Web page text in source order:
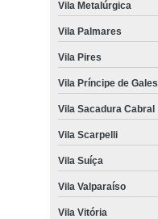
Vila Metalúrgica
Vila Palmares
Vila Pires
Vila Príncipe de Gales
Vila Sacadura Cabral
Vila Scarpelli
Vila Suíça
Vila Valparaíso
Vila Vitória